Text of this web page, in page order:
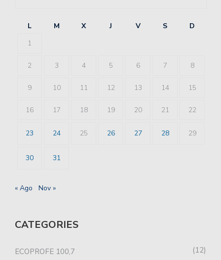
L M X J V S
D
1
2 3 4 5 6 7 8
9 10 11 12 13 14 15
16 17 18 19 20 21 22
23 24 25 26 27 28 29
30 31
« Ago Nov »
CATEGORIES
ECOPROFE 100,7 12